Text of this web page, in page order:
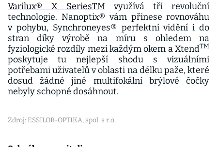
Varilux® X SeriesTM
využívá tři revoluční
technologie. Nanoptix® vám přinese rovnováhu
v pohybu, Synchroneyes® perfektní vidění i do
stran díky výrobě na míru s ohledem na
fyziologické rozdíly mezi každým okem a XtendTM
poskytuje tu nejlepší shodu s vizuálními
potřebami uživatelů v oblasti na délku paže, které
dosud žádné jiné multifokální brýlové čočky
nebyly schopné dosáhnout.
Zdroj: ESSILOR-OPTIKA, spol. s r.o.